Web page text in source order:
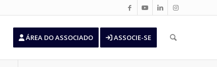
ÁREA DO ASSOCIADO ASSOCIE-SE